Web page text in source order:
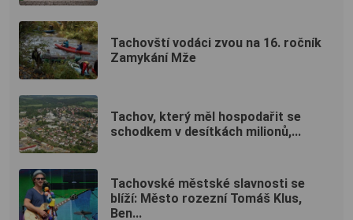
Tachovští vodáci zvou na 16. ročník
Zamykání Mže
Tachov, který měl hospodařit se
schodkem v desítkách milionů,...
Tachovské městské slavnosti se
blíží: Město rozezní Tomáš Klus,
Ben...